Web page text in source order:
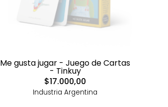
Me gusta jugar - Juego de Cartas
- Tinkuy
$17.000,00
Industria Argentina